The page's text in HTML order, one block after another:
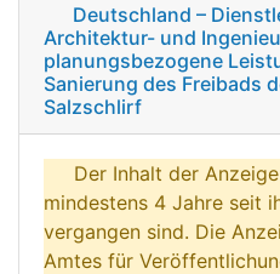
Deutschland –
Architektur- und
planungsbezogene
Sanierung des Freibads
Salzschlirf
Der Inhalt der
mindestens 4 Jahre seit
vergangen sind. Die
Amtes für